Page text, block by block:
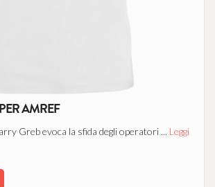
AMREF
Greb evoca la sfida degli operatori ... Leggi